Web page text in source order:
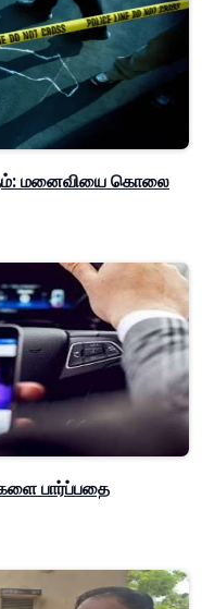
மனைவியை கொலை
பார்ப்பதை